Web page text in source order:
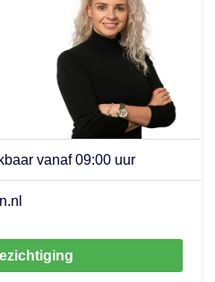
vanaf 09:00 uur